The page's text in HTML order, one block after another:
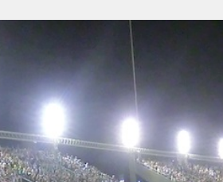
エンターテイメント
グルメ
トラベル
サッカー